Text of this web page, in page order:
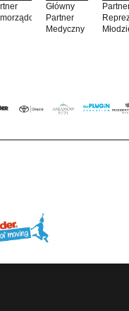
Główny
Partner
Medyczny